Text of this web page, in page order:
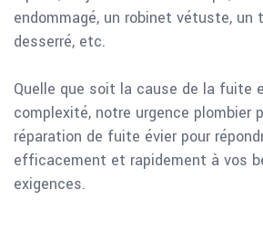
endommagé, un robinet vétuste, un
desserré, etc.
Quelle que soit la cause de la fuite
complexité, notre urgence plombier
réparation de fuite évier pour
efficacement et rapidement à vos
exigences.